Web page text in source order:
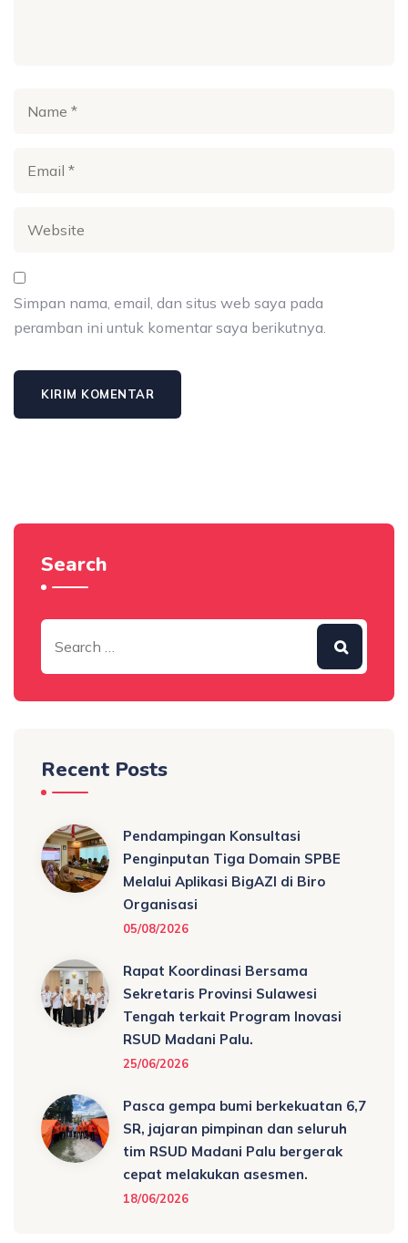
Simpan nama, email, dan situs web saya pada
peramban ini untuk komentar saya berikutnya.
Search
Recent Posts
Pendampingan Konsultasi
Penginputan Tiga Domain SPBE
Melalui Aplikasi BigAZI di Biro
Organisasi
05/08/2026
Rapat Koordinasi Bersama
Sekretaris Provinsi Sulawesi
Tengah terkait Program Inovasi
RSUD Madani Palu.
25/06/2026
Pasca gempa bumi berkekuatan 6,7
SR, jajaran pimpinan dan seluruh
tim RSUD Madani Palu bergerak
cepat melakukan asesmen.
18/06/2026